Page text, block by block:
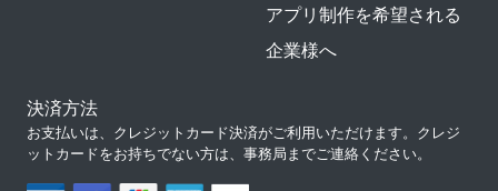
アプリ制作を希望される
企業様へ
決済方法
お支払いは、クレジットカード決済がご利用いただけます。クレジ
ットカードをお持ちでない方は、事務局までご連絡ください。